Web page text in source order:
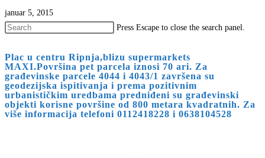
januar 5, 2015
Press Escape to close the search panel.
Plac u centru Ripnja,blizu supermarkets
MAXI.Površina pet parcela iznosi 70 ari. Za
građevinske parcele 4044 i 4043/1 završena su
geodezijska ispitivanja i prema pozitivnim
urbanističkim uredbama predniđeni su građevinski
objekti korisne površine od 800 metara kvadratnih. Za
više informacija telefoni 0112418228 i 0638104528